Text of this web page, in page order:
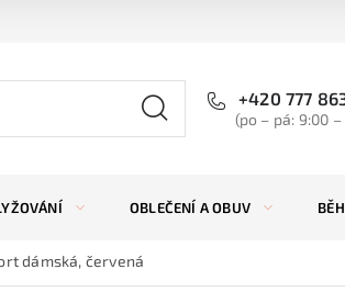
+420 777
(po – pá: 9:00 –
OBLEČENÍ A OBUV
dámská, červená